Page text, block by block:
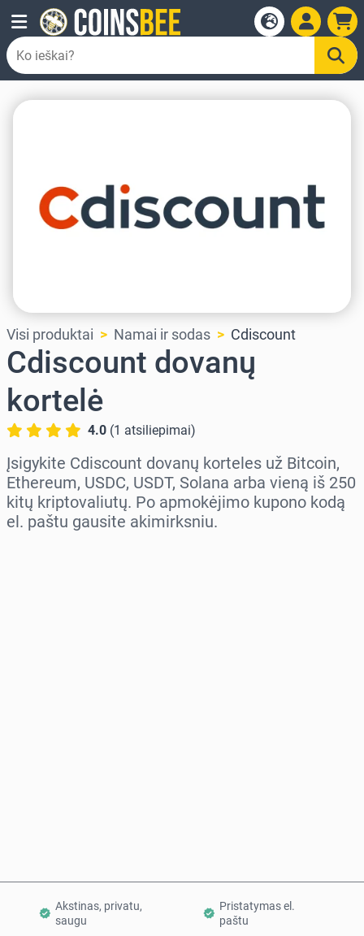
Visi produktai Namai ir sodas Cdiscount
Cdiscount dovanų
kortelė
4.0 (1 atsiliepimai)
Įsigykite Cdiscount dovanų korteles už Bitcoin,
Ethereum, USDC, USDT, Solana arba vieną iš 250
kitų kriptovaliutų. Po apmokėjimo kupono kodą
el. paštu gausite akimirksniu.
Akstinas, privatu,
saugu
Pristatymas el.
paštu